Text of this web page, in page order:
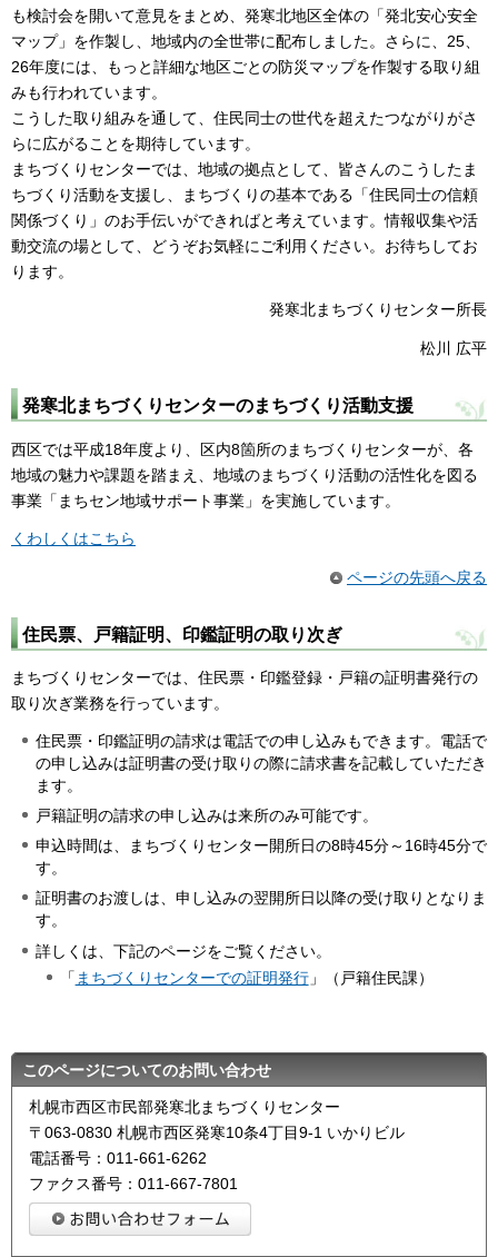
も検討会を開いて意見をまとめ、発寒北地区全体の「発北安心安全
マップ」を作製し、地域内の全世帯に配布しました。さらに、25、
26年度には、もっと詳細な地区ごとの防災マップを作製する取り組
みも行われています。
こうした取り組みを通して、住民同士の世代を超えたつながりがさ
らに広がることを期待しています。
まちづくりセンターでは、地域の拠点として、皆さんのこうしたま
ちづくり活動を支援し、まちづくりの基本である「住民同士の信頼
関係づくり」のお手伝いができればと考えています。情報収集や活
動交流の場として、どうぞお気軽にご利用ください。お待ちしてお
ります。
発寒北まちづくりセンター所長
松川 広平
発寒北まちづくりセンターのまちづくり活動支援
西区では平成18年度より、区内8箇所のまちづくりセンターが、各
地域の魅力や課題を踏まえ、地域のまちづくり活動の活性化を図る
事業「まちセン地域サポート事業」を実施しています。
くわしくはこちら
ページの先頭へ戻る
住民票、戸籍証明、印鑑証明の取り次ぎ
まちづくりセンターでは、住民票・印鑑登録・戸籍の証明書発行の
取り次ぎ業務を行っています。
住民票・印鑑証明の請求は電話での申し込みもできます。電話で
の申し込みは証明書の受け取りの際に請求書を記載していただき
ます。
戸籍証明の請求の申し込みは来所のみ可能です。
申込時間は、まちづくりセンター開所日の8時45分～16時45分で
す。
証明書のお渡しは、申し込みの翌開所日以降の受け取りとなりま
す。
詳しくは、下記のページをご覧ください。
「 まちづくりセンターでの証明発行」（戸籍住民課）
このページについてのお問い合わせ
札幌市西区市民部発寒北まちづくりセンター
〒063-0830 札幌市西区発寒10条4丁目9-1 いかりビル
電話番号：011-661-6262
ファクス番号：011-667-7801